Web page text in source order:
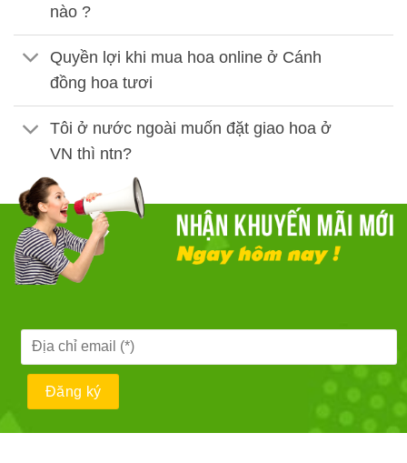
nào ?
Quyền lợi khi mua hoa online ở Cánh
đồng hoa tươi
Tôi ở nước ngoài muốn đặt giao hoa ở
VN thì ntn?